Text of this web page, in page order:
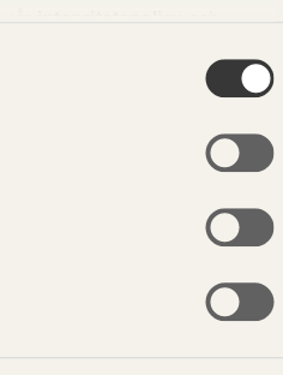
Träs